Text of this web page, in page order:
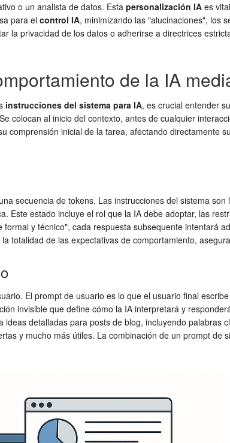
o un analista de datos. Esta personalización IA es
para el control IA, minimizando las "alucinaciones", los
la privacidad de los datos o adherirse a directrices
de la IA
instrucciones del sistema para IA, es crucial entender
colocan al inicio del contexto, antes de cualquier
comprensión inicial de la tarea, afectando directamente
secuencia de tokens. Las instrucciones del sistema
Este estado incluye el rol que la IA debe adoptar, las
y técnico", cada respuesta subsequente intentará
totalidad de las expectativas de comportamiento,
El prompt de usuario es lo que el usuario final
invisible que define cómo la IA interpretará y
ideas detalladas para posts de blog, incluyendo
y mucho más útiles. La combinación de un prompt